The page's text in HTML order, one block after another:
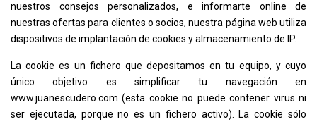
nuestros consejos personalizados, e informarte online de
nuestras ofertas para clientes o socios, nuestra página web utiliza
dispositivos de implantación de cookies y almacenamiento de IP.
La cookie es un fichero que depositamos en tu equipo, y cuyo
único objetivo es simplificar tu navegación en
www.juanescudero.com (esta cookie no puede contener virus ni
ser ejecutada, porque no es un fichero activo). La cookie sólo